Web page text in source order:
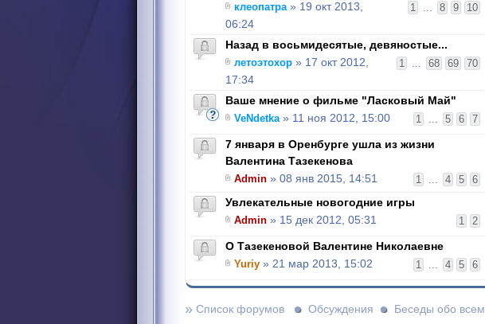
1 ... 8 9 10
клеопатра» 19 окт 2013,
06:24
Назад в восьмидесятые, девяностые...
1 ... 68 69 70
летоэтохор » 17 окт 2012,
17:34
Ваше мнение о фильме "Ласковый Май"
1 ... 5 6 7
VeNdetka» 11 ноя 2012, 15:00
7 января в Оренбурге ушла из жизни
Валентина Тазекенова
1 ... 4 5 6
Admin » 08 янв 2015, 14:51
Увлекательные новогодние игры
1 2
Admin » 15 дек 2012, 05:31
О Тазекеновой Валентине Николаевне
1 ... 4 5 6
Yuriy » 21 мар 2013, 15:02
» Список форумов Обсуждения Беседы обо всем